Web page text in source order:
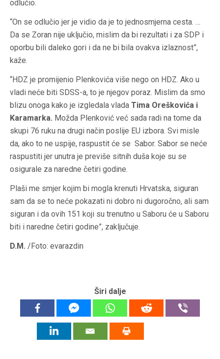
odlučio.
“On se odlučio jer je vidio da je to jednosmjerna cesta. …
Da se Zoran nije uključio, mislim da bi rezultati i za SDP i
oporbu bili daleko gori i da ne bi bila ovakva izlaznost”,
kaže.
“HDZ je promijenio Plenkovića više nego on HDZ. Ako u
vladi neće biti SDSS-a, to je njegov poraz. Mislim da smo
blizu onoga kako je izgledala vlada Tima Oreškovića i
Karamarka. Možda Plenković već sada radi na tome da
skupi 76 ruku na drugi način poslije EU izbora. Svi misle
da, ako to ne uspije, raspustit će se Sabor. Sabor se neće
raspustiti jer unutra je previše sitnih duša koje su se
osigurale za naredne četiri godine.
Plaši me smjer kojim bi mogla krenuti Hrvatska, siguran
sam da se to neće pokazati ni dobro ni dugoročno, ali sam
siguran i da ovih 151 koji su trenutno u Saboru će u Saboru
biti i naredne četiri godine”, zaključuje.
D.M. /Foto: evarazdin
Širi dalje